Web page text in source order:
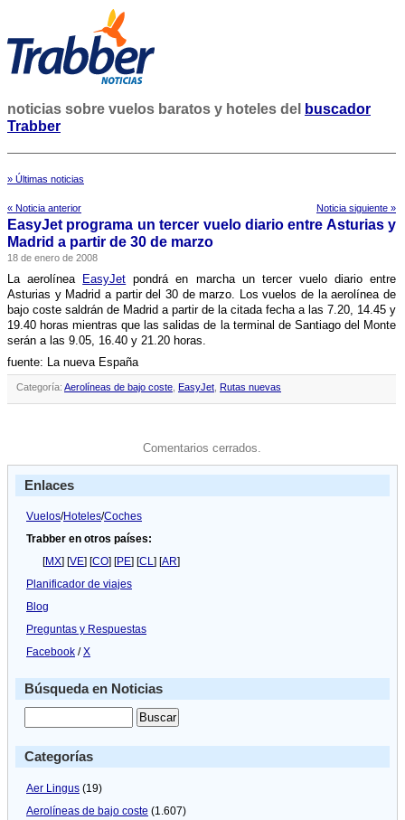
noticias sobre vuelos baratos y hoteles del
buscador
Trabber
» Últimas noticias
« Noticia anterior Noticia siguiente »
EasyJet programa un tercer vuelo diario entre Asturias y
Madrid a partir de 30 de marzo
18 de enero de 2008
La aerolí­nea EasyJet pondrá en marcha un tercer vuelo diario entre
Asturias y Madrid a partir del 30 de marzo. Los vuelos de la aerolí­nea de
bajo coste saldrán de Madrid a partir de la citada fecha a las 7.20, 14.45 y
19.40 horas mientras que las salidas de la terminal de Santiago del Monte
serán a las 9.05, 16.40 y 21.20 horas.
fuente: La nueva España
Categoría: Aerolíneas de bajo coste EasyJet Rutas nuevas
Comentarios cerrados.
Enlaces
Vuelos/Hoteles/Coches
Trabber en otros países:
[MX] [VE] [CO] [PE] [CL] [AR]
Planificador de viajes
Blog
Preguntas y Respuestas
Facebook /X
Búsqueda en Noticias
Categorías
Aer Lingus (19)
Aerolíneas de bajo coste (1.607)